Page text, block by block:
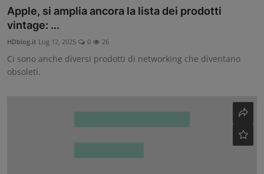
Apple, si amplia ancora la lista dei prodotti
vintage: ...
HDblog.it Lug 12, 2025 0 26
Ci sono anche diversi prodotti di networking che diventano
obsoleti.